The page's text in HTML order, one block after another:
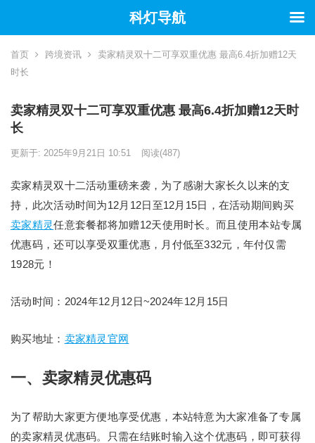
首页 跨境资讯
卖家精灵双十二可享双重优惠 最高6.4折加赠12天
时长
卖家精灵双十二可享双重优惠 最高6.4折加赠12天时
长
更新于: 2025年9月21日 10:51 阅读(487)
卖家精灵双十二活动重磅来袭，为了感谢大家长久以来的支
持，此次活动时间为12月12日至12月15日，在活动期间购买
卖家精灵任意套餐都将加赠12天使用时长。而且使用本站专属
优惠码，还可以享受双重优惠，月付低至332元，年付仅需
1928元！
活动时间：2024年12月12日~2024年12月15日
购买地址： 卖家精灵官网
一、卖家精灵优惠码
为了帮助大家更方便地享受优惠，本站特意为大家准备了专属
的卖家精灵优惠码。只需在结账时输入这个优惠码，即可获得
科灯导航